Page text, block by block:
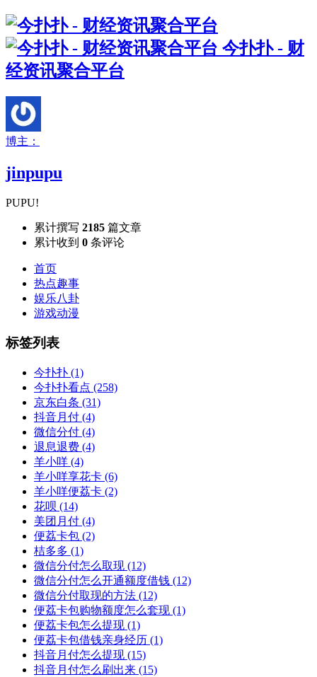
今扑扑 - 财
经资讯聚合平台
博主：
jinpupu
PUPU!
累计撰写 2185 篇文章
累计收到 0 条评论
首页
热点趣事
娱乐八卦
游戏动漫
标签列表
今扑扑 (1)
今扑扑看点 (258)
京东白条 (31)
抖音月付 (4)
微信分付 (4)
退息退费 (4)
羊小咩 (4)
羊小咩享花卡 (6)
羊小咩便荔卡 (2)
花呗 (14)
美团月付 (4)
便荔卡包 (2)
桔多多 (1)
微信分付怎么取现 (12)
微信分付怎么开通额度借钱 (12)
微信分付取现的方法 (12)
便荔卡包购物额度怎么套现 (1)
便荔卡包怎么提现 (1)
便荔卡包借钱亲身经历 (1)
抖音月付怎么提现 (15)
抖音月付怎么刷出来 (15)